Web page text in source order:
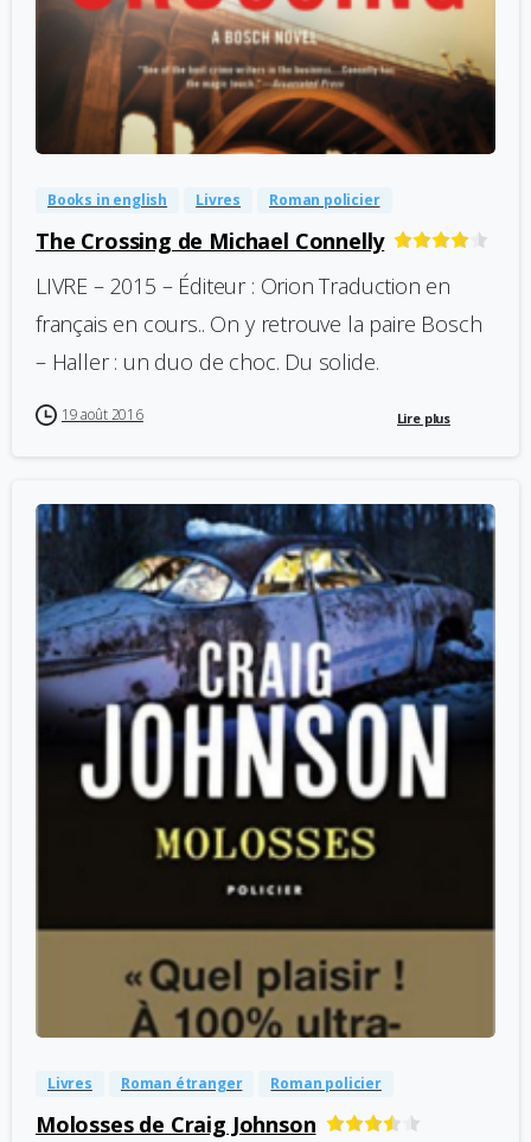
0
Books in english Livres Roman policier
The Crossing de Michael Connelly
LIVRE – 2015 – Éditeur : Orion Traduction en
français en cours.. On y retrouve la paire Bosch
– Haller : un duo de choc. Du solide.
19 août 2016 Lire plus
0
Livres Roman étranger Roman policier
Molosses de Craig Johnson